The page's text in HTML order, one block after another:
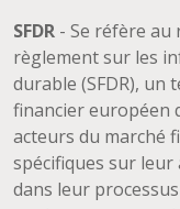
SFDR - Se réfère au
règlement sur les
durable (SFDR), un
financier européen
acteurs du marché
spécifiques sur
dans leur